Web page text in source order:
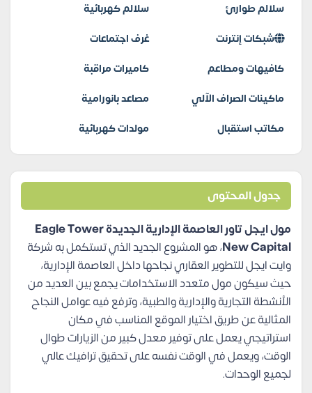
سلالم طوارئ
سلالم كهربائية
شبكات إنترنت
غرف اجتماعات
كافيهات ومطاعم
كاميرات مراقبة
ماكينات الصراف الآلي
مصاعد بانورامية
مكاتب استقبال
مولدات كهربائية
جدول المحتوى
مول ايجل تاور العاصمة الإدارية الجديدة Eagle Tower
New Capital، هو المشروع الجديد الذي تستكمل به شركة
وايت ايجل للتطوير العقاري نجاحها داخل العاصمة الإدارية،
حيث سيكون مول متعدد الاستخدامات يجمع بين العديد من
الأنشطة التجارية والإدارية والطبية، وترفع فيه عوامل النجاح
المثالية عن طريق اختيار الموقع المناسب في مكان
استراتيجي يعمل على توفير معدل كبير من الزيارات طوال
الوقت، ويعمل في الوقت نفسه على تحقيق ترافيك عالي
لجميع الوحدات.